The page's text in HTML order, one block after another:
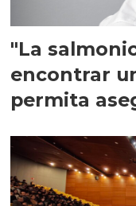
"La
encontrar
permita